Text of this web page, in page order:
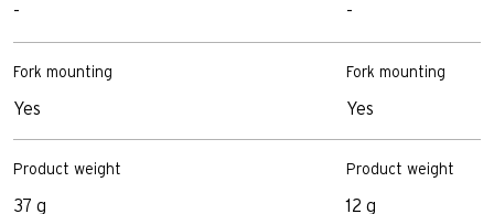
-
Fork mounting
Yes
Product weight
37 g
-
Fork mounting
Yes
Product weight
12 g